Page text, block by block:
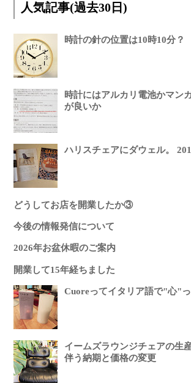
人気記事(過去30日)
時計の針の位置は10時10分？
時計にはアルカリ電池かマン
が良いか
ハリスチェアにダウェル。
どうしてお店を開業したか③
今後の情報発信について
2026年お盆休暇のご案内
開業して15年経ちました
Cuoreってイタリア語で"心"っ
イームズラウンジチェアの生
伴う納期と価格の変更